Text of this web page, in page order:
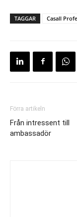
TAGGAR Casall
Förra artikeln
Från intressent till
ambassadör